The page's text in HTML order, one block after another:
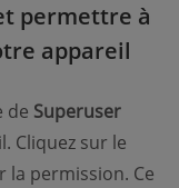
permettre à
appareil
de Superuser
Cliquez sur le
permission. Ce